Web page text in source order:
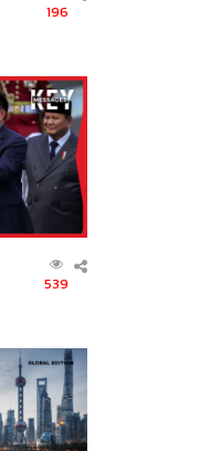
196
539